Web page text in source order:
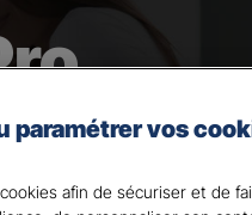
ou vous exercez
santé un actif
paramétrer vos
afin de sécuriser et de